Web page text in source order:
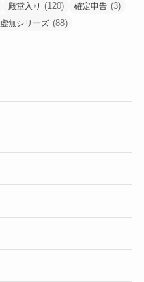
殿堂入り (120) 確定申告 (3)
虚無シリーズ (88)